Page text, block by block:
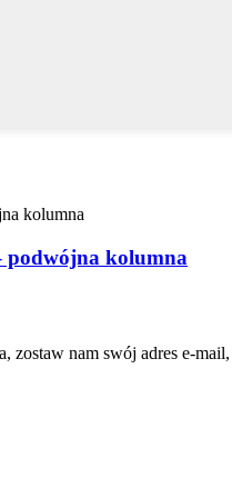
podwójna kolumna
zostaw nam swój adres e-